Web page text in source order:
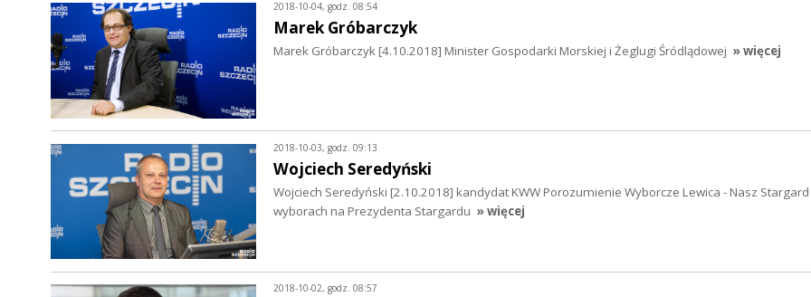
2018-10-04, godz. 08:54
Marek Gróbarczyk
Marek Gróbarczyk [4.10.2018] Minister Gospodarki Morskiej i Żeglugi Śródlądowej » więcej
2018-10-03, godz. 09:13
Wojciech Seredyński
Wojciech Seredyński [2.10.2018] kandydat KWW Porozumienie Wyborcze Lewica - Nasz
wyborach na Prezydenta Stargardu » więcej
2018-10-02, godz. 08:57